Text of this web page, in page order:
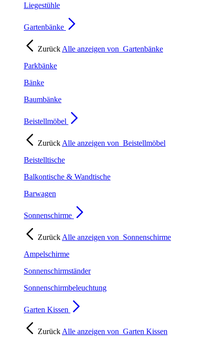
Liegestühle
Gartenbänke
Zurück Alle anzeigen von Gartenbänke
Parkbänke
Bänke
Baumbänke
Beistellmöbel
Zurück Alle anzeigen von Beistellmöbel
Beistelltische
Balkontische & Wandtische
Barwagen
Sonnenschirme
Zurück Alle anzeigen von Sonnenschirme
Ampelschirme
Sonnenschirmständer
Sonnenschirmbeleuchtung
Garten Kissen
Zurück Alle anzeigen von Garten Kissen